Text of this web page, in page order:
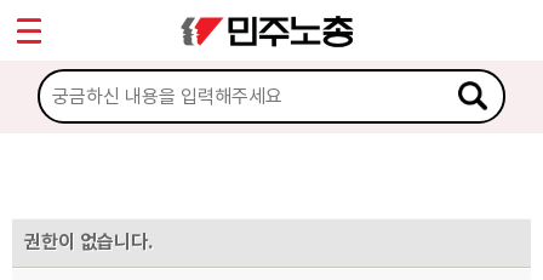
권한이 없습니다.
마이페이지
소개
노동상담